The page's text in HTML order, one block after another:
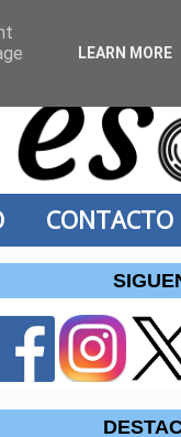
CONTACTO
LEARN MORE